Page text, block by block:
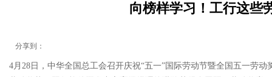
向榜样学习！工行这些
分享到：
4月28日，中华全国总工会召开庆祝“五一”国际劳动节暨全国五一劳